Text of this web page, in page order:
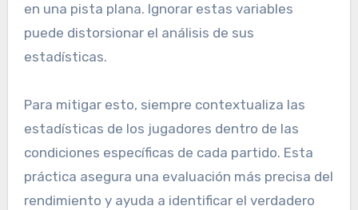
en una pista plana. Ignorar estas variables
puede distorsionar el análisis de sus
estadísticas.
Para mitigar esto, siempre contextualiza las
estadísticas de los jugadores dentro de las
condiciones específicas de cada partido. Esta
práctica asegura una evaluación más precisa del
rendimiento y ayuda a identificar el verdadero